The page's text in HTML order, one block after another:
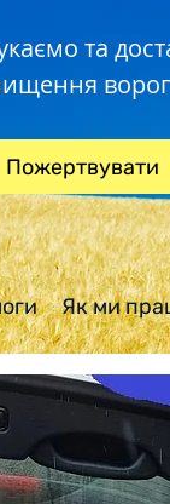
та
Пожертвувати
Як ми